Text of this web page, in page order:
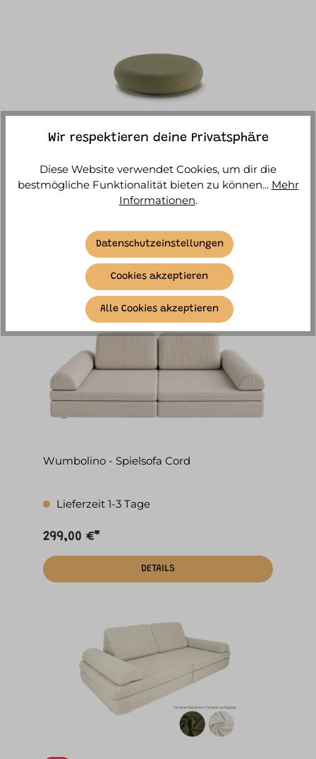
Lieferzeit 1-2 Wochen
269,90 €*
DETAILS
Wumbolino - Spielsofa Cord
Lieferzeit 1-3 Tage
299,00 €*
DETAILS
Wir respektieren deine Privatsphäre
Diese Website verwendet Cookies, um dir die
bestmögliche Funktionalität bieten zu können... Mehr
Informationen.
Datenschutzeinstellungen
Cookies akzeptieren
Alle Cookies akzeptieren